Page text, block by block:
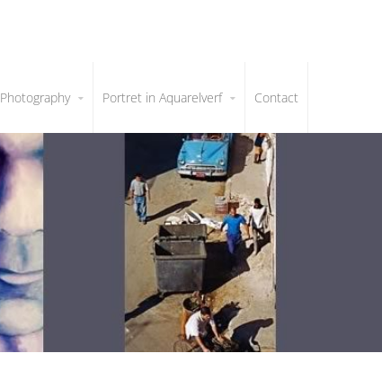
Photography Portret in Aquarelverf Contact